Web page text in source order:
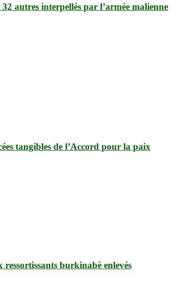
autres interpellés par l’armée malienne
tangibles de l’Accord pour la paix
burkinabè enlevés